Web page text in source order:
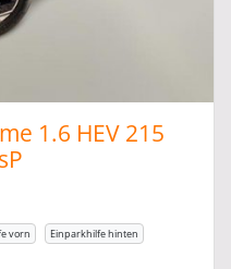
1.6 HEV 215
vorn
Einparkhilfe hinten